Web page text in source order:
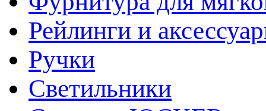
Рейлинги и
Ручки
Светильники